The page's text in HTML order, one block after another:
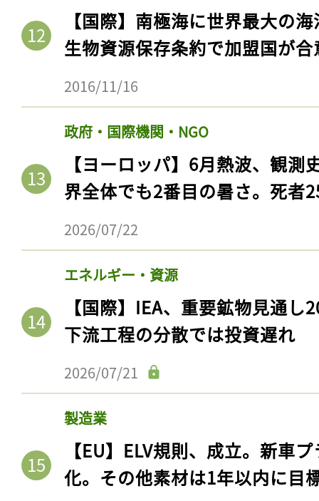
【国際】南極海に世界最大の
生物資源保存条約で加盟国が合
2016/11/16
政府・国際機関・NGO
【ヨーロッパ】6月熱波、観
界全体でも2番目の暑さ。死者
2026/07/22
エネルギー・資源
【国際】IEA、重要鉱物見通
下流工程の分散では投資遅れ
2026/07/21
製造業
【EU】ELV規則、成立。新車
化。その他素材は1年以内に目